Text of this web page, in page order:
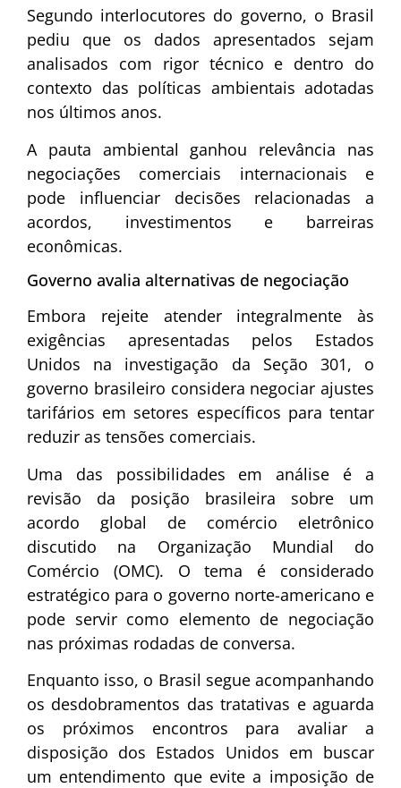
Segundo interlocutores do governo, o Brasil
pediu que os dados apresentados sejam
analisados com rigor técnico e dentro do
contexto das políticas ambientais adotadas
nos últimos anos.
A pauta ambiental ganhou relevância nas
negociações comerciais internacionais e
pode influenciar decisões relacionadas a
acordos, investimentos e barreiras
econômicas.
Governo avalia alternativas de negociação
Embora rejeite atender integralmente às
exigências apresentadas pelos Estados
Unidos na investigação da Seção 301, o
governo brasileiro considera negociar ajustes
tarifários em setores específicos para tentar
reduzir as tensões comerciais.
Uma das possibilidades em análise é a
revisão da posição brasileira sobre um
acordo global de comércio eletrônico
discutido na Organização Mundial do
Comércio (OMC). O tema é considerado
estratégico para o governo norte-americano e
pode servir como elemento de negociação
nas próximas rodadas de conversa.
Enquanto isso, o Brasil segue acompanhando
os desdobramentos das tratativas e aguarda
os próximos encontros para avaliar a
disposição dos Estados Unidos em buscar
um entendimento que evite a imposição de